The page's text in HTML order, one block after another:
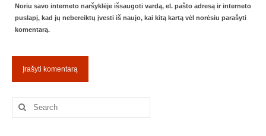
Žiemos angaras (2016-2017)
English
Noriu savo interneto naršyklėje išsaugoti vardą, el. pašto adresą ir interneto
puslapį, kad jų nebereiktų įvesti iš naujo, kai kitą kartą vėl norėsiu parašyti
komentarą.
Search
for: